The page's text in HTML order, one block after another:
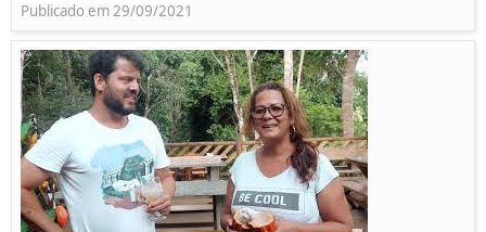
Publicado em 29/09/2021